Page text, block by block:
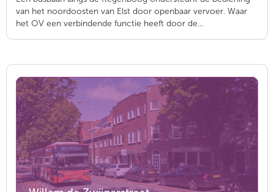
van het noordoosten van Elst door openbaar vervoer. Waar
het OV een verbindende functie heeft door de...